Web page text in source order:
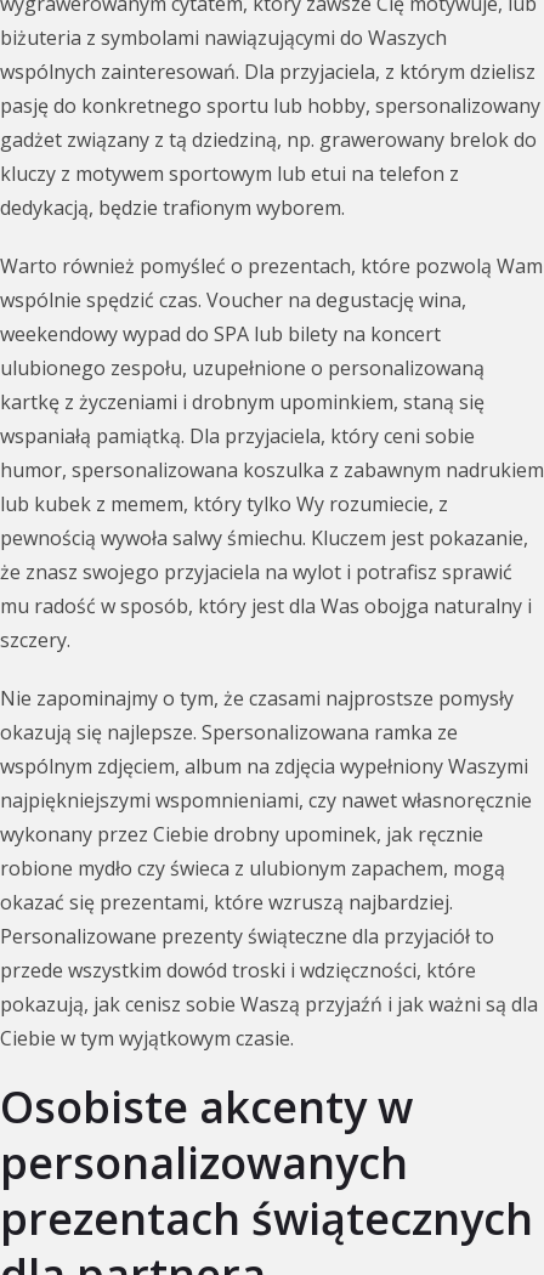
biżuteria z symbolami nawiązującymi do Waszych
wspólnych zainteresowań. Dla przyjaciela, z którym dzielisz
pasję do konkretnego sportu lub hobby, spersonalizowany
gadżet związany z tą dziedziną, np. grawerowany brelok do
kluczy z motywem sportowym lub etui na telefon z
dedykacją, będzie trafionym wyborem.
Warto również pomyśleć o prezentach, które pozwolą Wam
wspólnie spędzić czas. Voucher na degustację wina,
weekendowy wypad do SPA lub bilety na koncert
ulubionego zespołu, uzupełnione o personalizowaną
kartkę z życzeniami i drobnym upominkiem, staną się
wspaniałą pamiątką. Dla przyjaciela, który ceni sobie
humor, spersonalizowana koszulka z zabawnym nadrukiem
lub kubek z memem, który tylko Wy rozumiecie, z
pewnością wywoła salwy śmiechu. Kluczem jest pokazanie,
że znasz swojego przyjaciela na wylot i potrafisz sprawić
mu radość w sposób, który jest dla Was obojga naturalny i
szczery.
Nie zapominajmy o tym, że czasami najprostsze pomysły
okazują się najlepsze. Spersonalizowana ramka ze
wspólnym zdjęciem, album na zdjęcia wypełniony Waszymi
najpiękniejszymi wspomnieniami, czy nawet własnoręcznie
wykonany przez Ciebie drobny upominek, jak ręcznie
robione mydło czy świeca z ulubionym zapachem, mogą
okazać się prezentami, które wzruszą najbardziej.
Personalizowane prezenty świąteczne dla przyjaciół to
przede wszystkim dowód troski i wdzięczności, które
pokazują, jak cenisz sobie Waszą przyjaźń i jak ważni są dla
Ciebie w tym wyjątkowym czasie.
Osobiste akcenty w
personalizowanych
prezentach świątecznych